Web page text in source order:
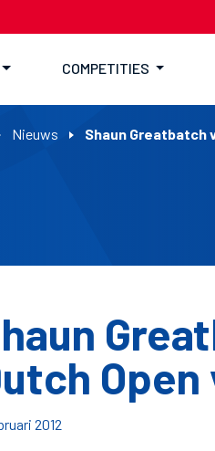
COMPETITIES
Nieuws Shaun Greatbatch
2012